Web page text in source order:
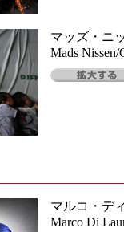
マッズ・ニ
Mads
マルコ・デ
Marco Di